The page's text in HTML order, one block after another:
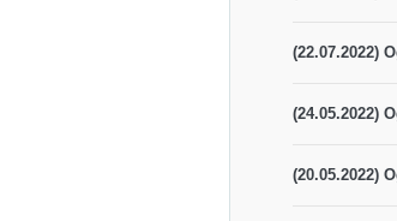
(22.07.2022)
(24.05.2022)
(20.05.2022)